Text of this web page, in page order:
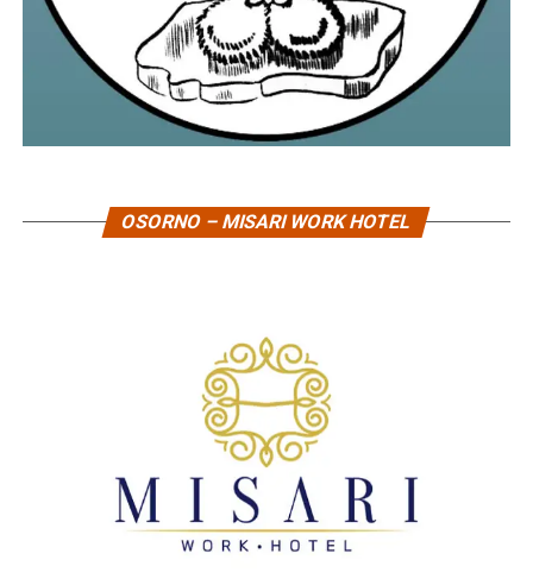
OSORNO – MISARI WORK HOTEL